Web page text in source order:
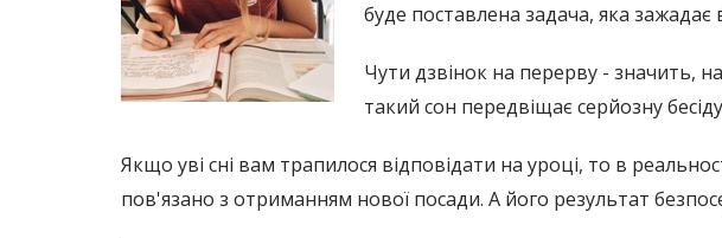
буде поставлена ​​задача, яка зажадає
Чути дзвінок на перерву - значить,
такий сон передвіщає серйозну
Якщо уві сні вам трапилося відповідати на уроці, то в
пов'язано з отриманням нової посади. А його результат